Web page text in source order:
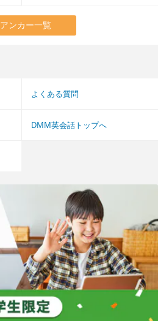
アンカー一覧
よくある質問
DMM英会話トップへ